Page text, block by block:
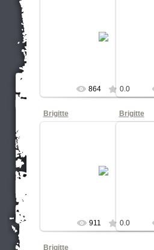
Концерт в клубе A2
Cпб
864 0.0
Brigitte
Концерт в клубе A2
Cпб
911 0.0
Brigitte
Brigitte